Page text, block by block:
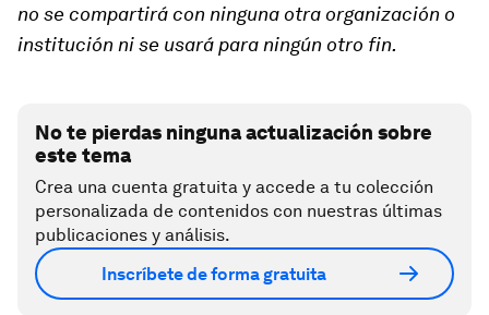
no se compartirá con ninguna otra organización o
institución ni se usará para ningún otro fin.
No te pierdas ninguna actualización sobre
este tema
Crea una cuenta gratuita y accede a tu colección
personalizada de contenidos con nuestras últimas
publicaciones y análisis.
Inscríbete de forma gratuita